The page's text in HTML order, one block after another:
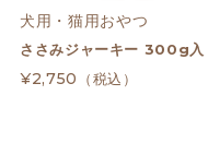
犬用・猫用おやつ
ささみジャーキー 300g入
¥2,750 （税込）